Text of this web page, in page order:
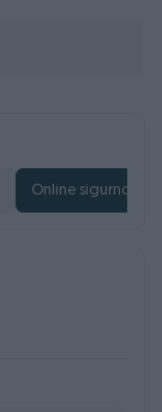
Online sigurnost